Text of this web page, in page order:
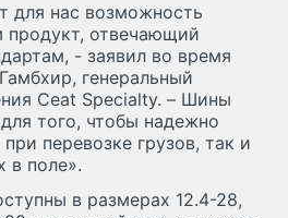
для нас возможность
продукт, отвечающий
- заявил во время
генеральный
Ceat Specialty. – Шины
того, чтобы надежно
перевозке грузов, так и
в поле».
в размерах 12.4-28,